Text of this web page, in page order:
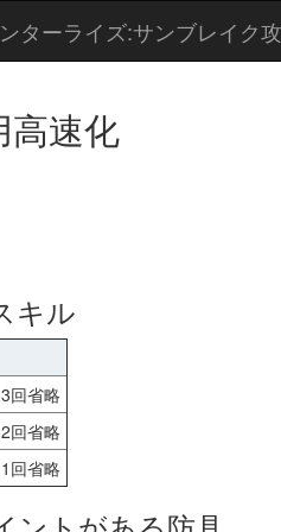
ターライズ:サンブレイク
高速化
キル
回省略
回省略
回省略